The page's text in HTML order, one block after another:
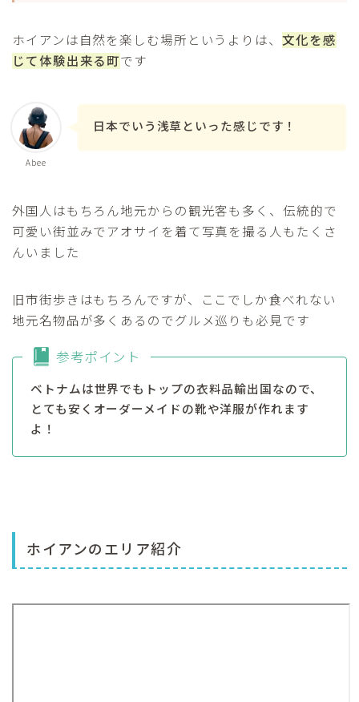
ホイアンは自然を楽しむ場所というよりは、 文化を感
じて体験出来る町です
Abee
日本でいう浅草といった感じです！
外国人はもちろん地元からの観光客も多く、伝統的で
可愛い街並みでアオサイを着て写真を撮る人もたくさ
んいました
旧市街歩きはもちろんですが、ここでしか食べれない
地元名物品が多くあるのでグルメ巡りも必見です
参考ポイント
ベトナムは世界でもトップの衣料品輸出国なので、
とても安くオーダーメイドの靴や洋服が作れます
よ！
ホイアンのエリア紹介